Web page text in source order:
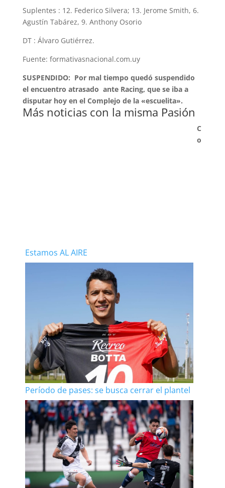
Suplentes : 12. Federico Silvera; 13. Jerome Smith, 6.
Agustín Tabárez, 9. Anthony Osorio
DT : Álvaro Gutiérrez.
Fuente: formativasnacional.com.uy
SUSPENDIDO: Por mal tiempo quedó suspendido
el encuentro atrasado ante Racing, que se iba a
disputar hoy en el Complejo de la «escuelita».
Más noticias con la misma Pasión
Estamos AL AIRE
Período de pases: se busca cerrar el plantel
C
o